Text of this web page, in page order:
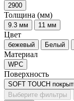
2900
Толщина (мм)
9.3 мм 11 мм
Цвет
бежевый Белый
Материал
WPC
Поверхность
SOFT TOUCH
Выберите фильтры